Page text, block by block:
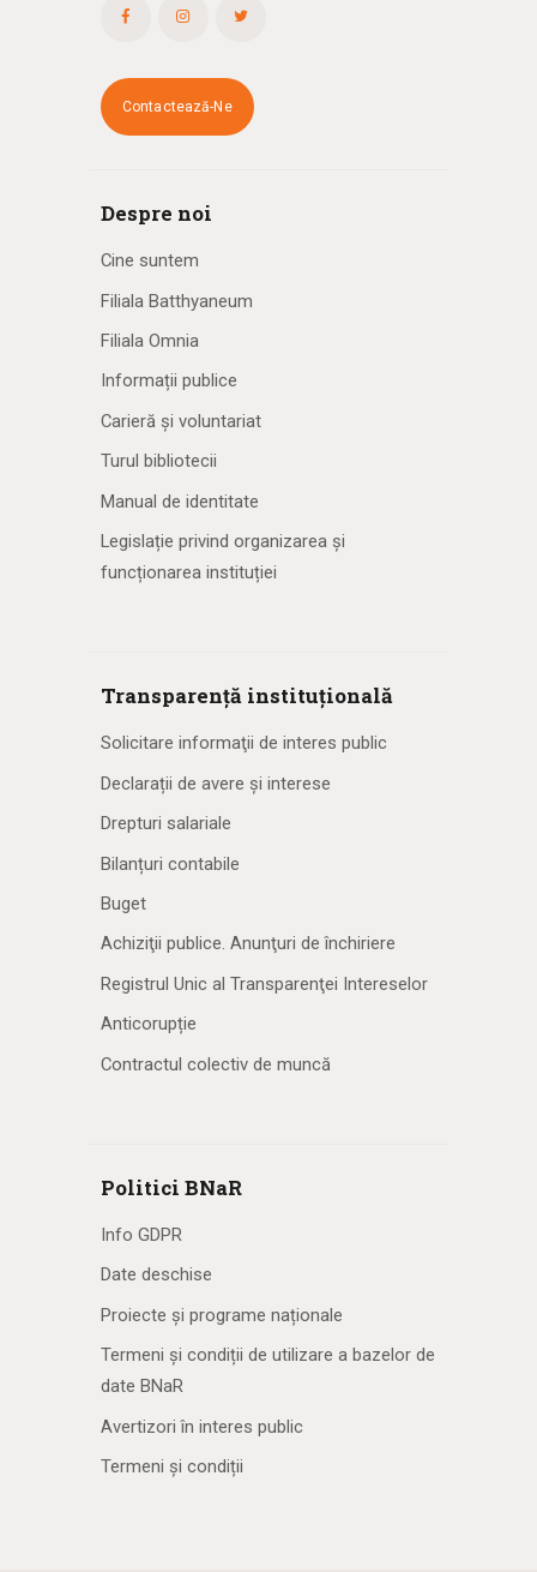
Contactează-Ne
Despre noi
Cine suntem
Filiala Batthyaneum
Filiala Omnia
Informații publice
Carieră și voluntariat
Turul bibliotecii
Manual de identitate
Legislație privind organizarea și
funcționarea instituției
Transparență instituțională
Solicitare informaţii de interes public
Declarații de avere și interese
Drepturi salariale
Bilanțuri contabile
Buget
Achiziţii publice. Anunţuri de închiriere
Registrul Unic al Transparenţei Intereselor
Anticorupție
Contractul colectiv de muncă
Politici BNaR
Info GDPR
Date deschise
Proiecte și programe naționale
Termeni și condiții de utilizare a bazelor de
date BNaR
Avertizori în interes public
Termeni și condiții